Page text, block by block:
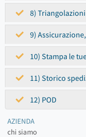
8) Triangolazioni
9)
10) Stampa le
11) Storico
12) POD
AZIENDA
chi siamo